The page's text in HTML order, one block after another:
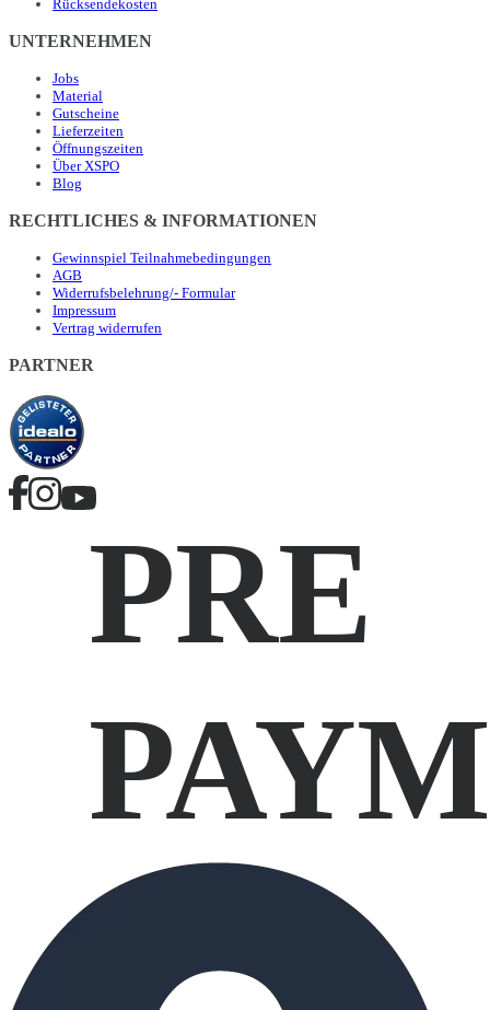
Rücksendekosten
UNTERNEHMEN
Jobs
Material
Gutscheine
Lieferzeiten
Öffnungszeiten
Über XSPO
Blog
RECHTLICHES & INFORMATIONEN
Gewinnspiel Teilnahmebedingungen
AGB
Widerrufsbelehrung/- Formular
Impressum
Vertrag widerrufen
PARTNER